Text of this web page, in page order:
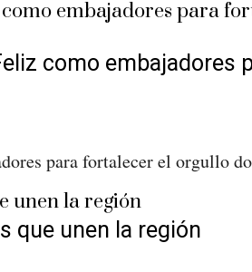
como embajadores
para fortalecer el orgullo
que unen la región